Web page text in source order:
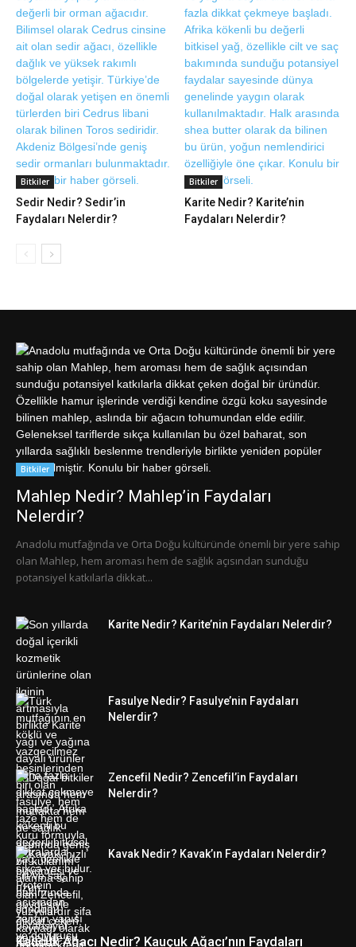
Bitkiler
Sedir Nedir? Sedir’in
Faydaları Nelerdir?
Bitkiler
Karite Nedir? Karite’nin
Faydaları Nelerdir?
Bitkiler
Mahlep Nedir? Mahlep’in Faydaları
Nelerdir?
Anadolu mutfağında ve Orta Doğu kültüründe önemli bir yere sahip
olan Mahlep, hem aroması hem de sağlık açısından sunduğu
potansiyel katkılarla dikkat...
Karite Nedir? Karite’nin Faydaları Nelerdir?
Fasulye Nedir? Fasulye’nin Faydaları
Nelerdir?
Zencefil Nedir? Zencefil’in Faydaları
Nelerdir?
Kavak Nedir? Kavak’ın Faydaları Nelerdir?
Kauçuk Ağacı Nedir? Kauçuk Ağacı’nın Faydaları